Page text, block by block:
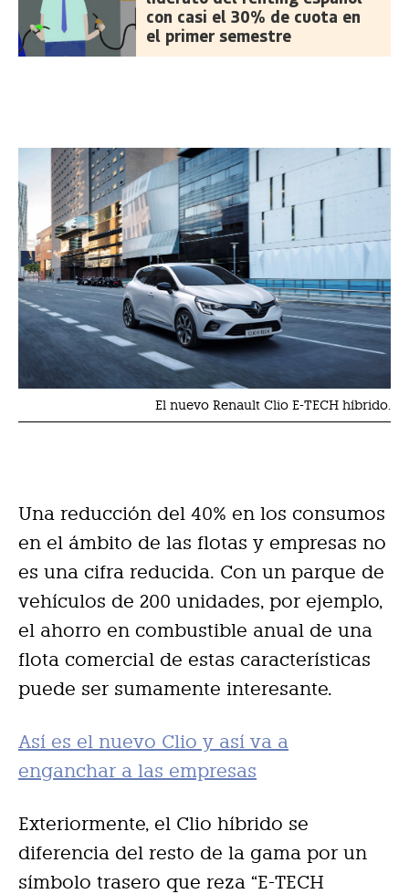
con casi el 30% de cuota en
el primer semestre
El nuevo Renault Clio E-TECH híbrido.
Una reducción del 40% en los consumos
en el ámbito de las flotas y empresas no
es una cifra reducida. Con un parque de
vehículos de 200 unidades, por ejemplo,
el ahorro en combustible anual de una
flota comercial de estas características
puede ser sumamente interesante.
Así es el nuevo Clio y así va a
enganchar a las empresas
Exteriormente, el Clio híbrido se
diferencia del resto de la gama por un
símbolo trasero que reza “E-TECH